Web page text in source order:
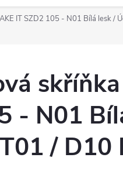
IT SZD2 105 - N01 Bílá lesk /
- N01
/ D10